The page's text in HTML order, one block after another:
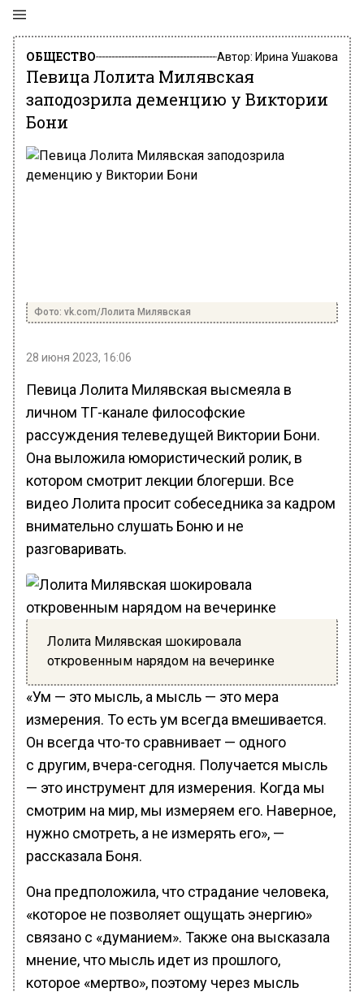
ОБЩЕСТВО Автор: Ирина Ушакова
Певица Лолита Милявская
заподозрила деменцию у Виктории
Бони
Фото: vk.com/Лолита Милявская
28 июня 2023, 16:06
Певица Лолита Милявская высмеяла в
личном ТГ-канале философские
рассуждения телеведущей Виктории Бони.
Она выложила юмористический ролик, в
котором смотрит лекции блогерши. Все
видео Лолита просит собеседника за кадром
внимательно слушать Боню и не
разговаривать.
Лолита Милявская шокировала
откровенным нарядом на вечеринке
«Ум — это мысль, а мысль — это мера
измерения. То есть ум всегда вмешивается.
Он всегда что-то сравнивает — одного
с другим, вчера-сегодня. Получается мысль
— это инструмент для измерения. Когда мы
смотрим на мир, мы измеряем его. Наверное,
нужно смотреть, а не измерять его», —
рассказала Боня.
Она предположила, что страдание человека,
«которое не позволяет ощущать энергию»
связано с «думанием». Также она высказала
мнение, что мысль идет из прошлого,
которое «мертво», поэтому через мысль